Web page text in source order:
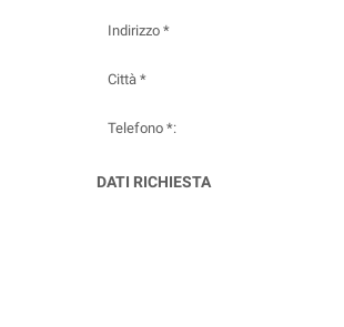
Indirizzo *
Città *
Telefono *:
DATI RICHIESTA